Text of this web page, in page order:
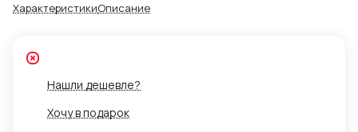
ХарактеристикиОписание
Нашли дешевле?
Хочу в подарок